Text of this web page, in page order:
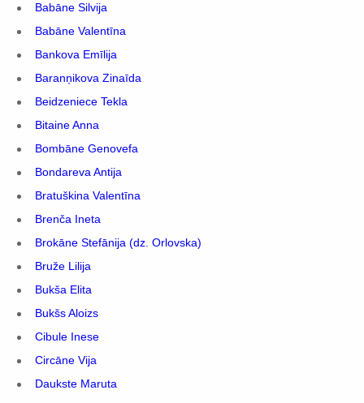
Babāne Silvija
Babāne Valentīna
Bankova Emīlija
Baranņikova Zinaīda
Beidzeniece Tekla
Bitaine Anna
Bombāne Genovefa
Bondareva Antija
Bratuškina Valentīna
Brenča Ineta
Brokāne Stefānija (dz. Orlovska)
Bruže Lilija
Bukša Elita
Bukšs Aloizs
Cibule Inese
Circāne Vija
Daukste Maruta